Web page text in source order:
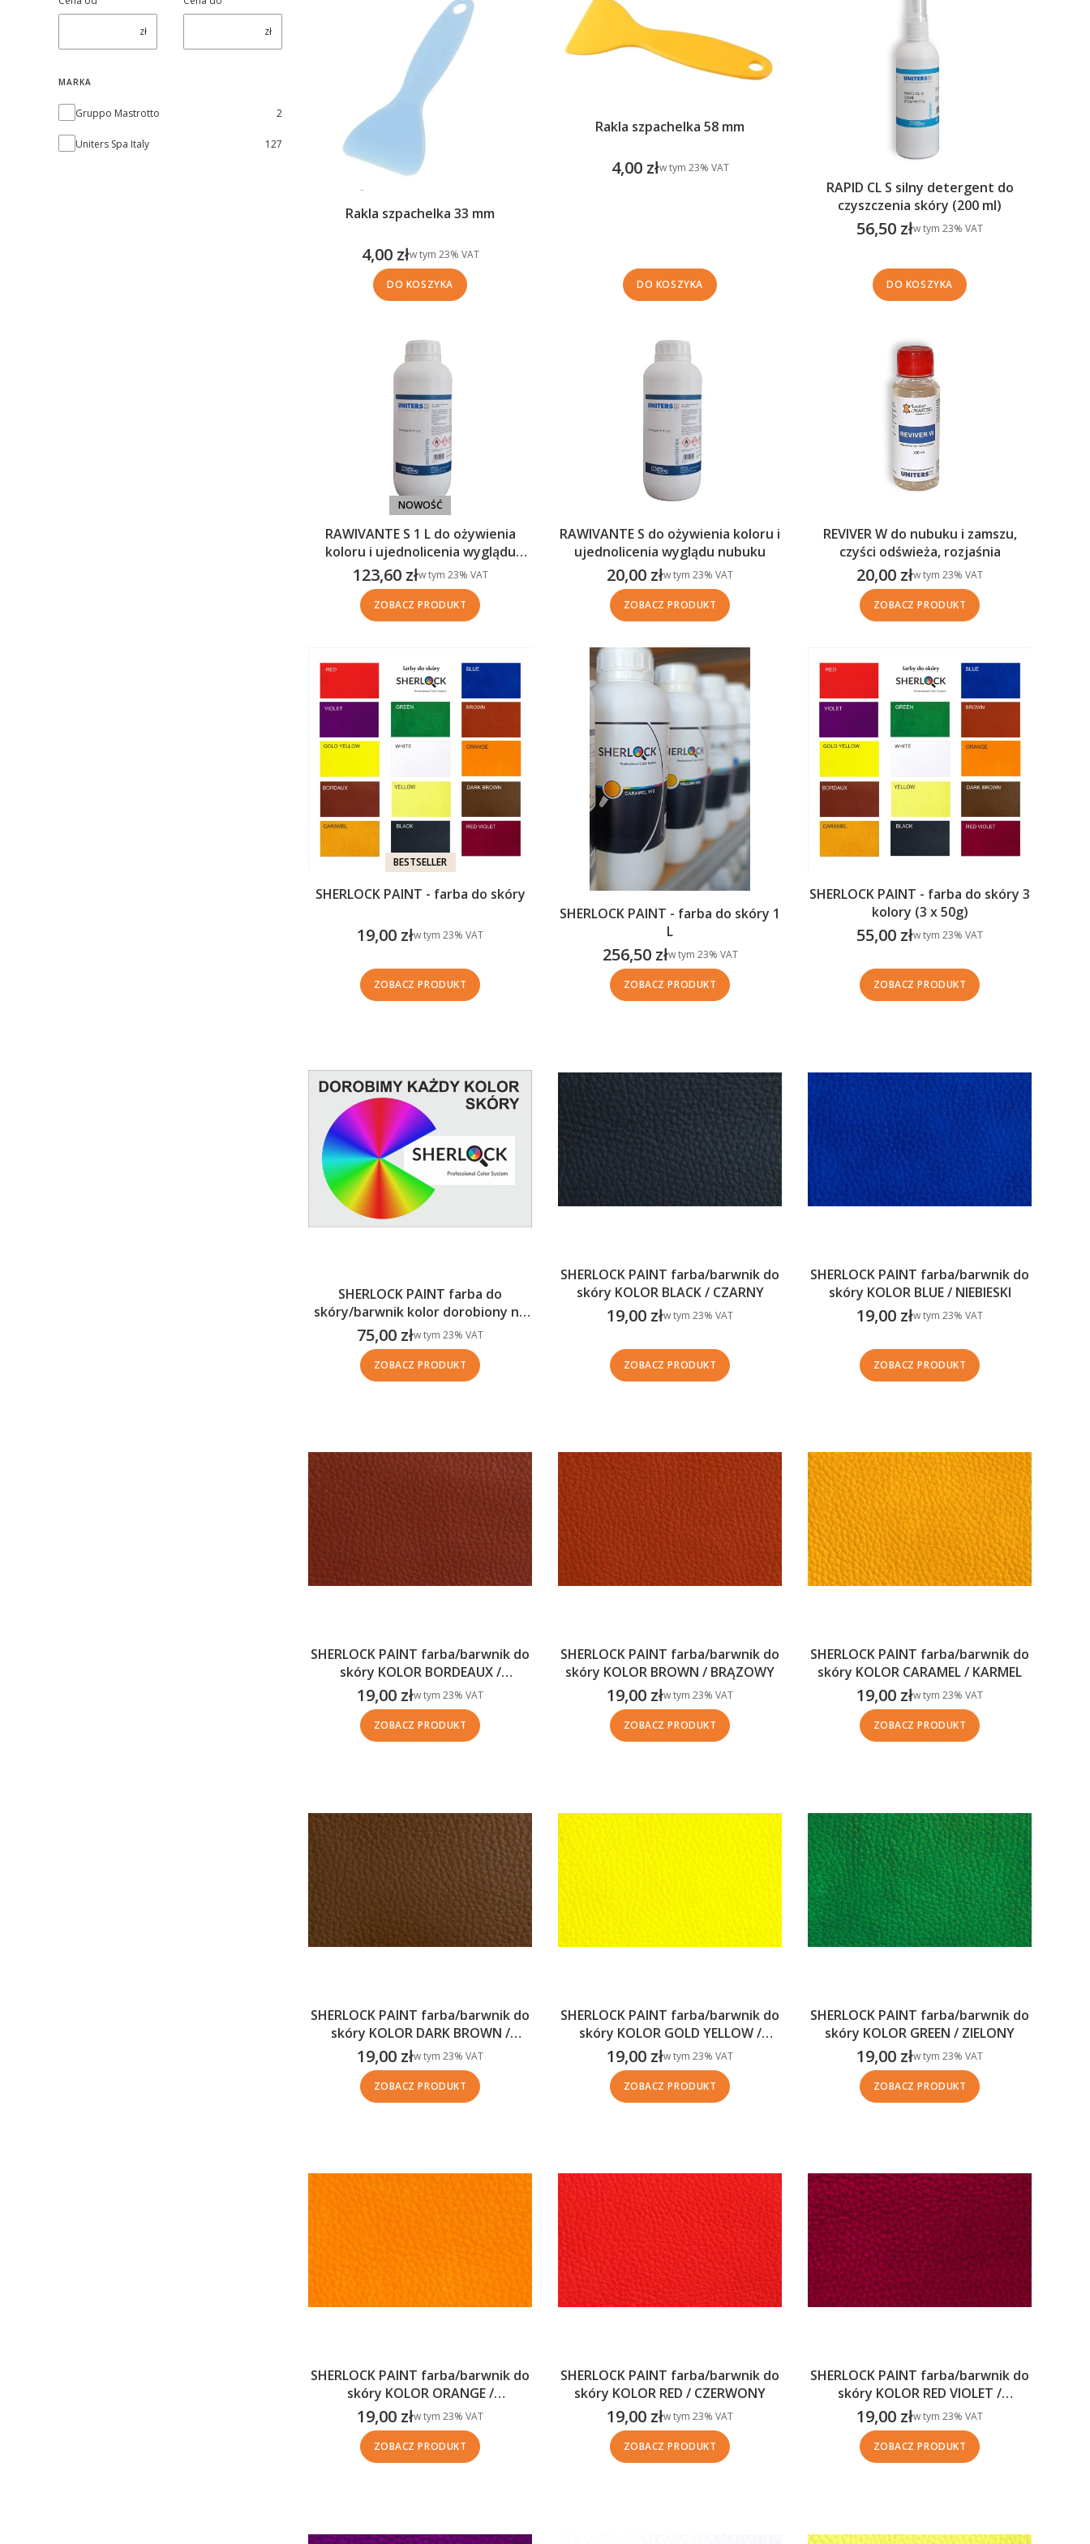
zł zł
MARKA
MarkaGruppo Mastrotto 2
Uniters Spa Italy 127
Rakla szpachelka 33 mm
Cena brutto
4,00 złw tym %s VAT
w tym 23% VAT
DO KOSZYKA
Rakla szpachelka 58 mm
Cena brutto
4,00 złw tym %s VAT
w tym 23% VAT
DO KOSZYKA
RAPID CL S silny detergent do
czyszczenia skóry (200 ml)
Cena brutto
56,50 złw tym %s VAT
w tym 23% VAT
DO KOSZYKA
NOWOŚĆ
RAWIVANTE S 1 L do ożywienia
koloru i ujednolicenia wyglądu
nubuku
Cena brutto
123,60 złw tym %s VAT
w tym 23% VAT
ZOBACZ PRODUKT
RAWIVANTE S do ożywienia koloru i
ujednolicenia wyglądu nubuku
Cena brutto
20,00 złw tym %s VAT
w tym 23% VAT
ZOBACZ PRODUKT
REVIVER W do nubuku i zamszu,
czyści odświeża, rozjaśnia
Cena brutto
20,00 złw tym %s VAT
w tym 23% VAT
ZOBACZ PRODUKT
BESTSELLER
SHERLOCK PAINT - farba do skóry
Cena brutto
19,00 złw tym %s VAT
w tym 23% VAT
ZOBACZ PRODUKT
SHERLOCK PAINT - farba do skóry 1
L
Cena brutto
256,50 złw tym %s VAT
w tym 23% VAT
ZOBACZ PRODUKT
SHERLOCK PAINT - farba do skóry 3
kolory (3 x 50g)
Cena brutto
55,00 złw tym %s VAT
w tym 23% VAT
ZOBACZ PRODUKT
SHERLOCK PAINT farba do
skóry/barwnik kolor dorobiony na
zamówienie
Cena brutto
75,00 złw tym %s VAT
w tym 23% VAT
ZOBACZ PRODUKT
SHERLOCK PAINT farba/barwnik do
skóry KOLOR BLACK / CZARNY
Cena brutto
19,00 złw tym %s VAT
w tym 23% VAT
ZOBACZ PRODUKT
SHERLOCK PAINT farba/barwnik do
skóry KOLOR BLUE / NIEBIESKI
Cena brutto
19,00 złw tym %s VAT
w tym 23% VAT
ZOBACZ PRODUKT
SHERLOCK PAINT farba/barwnik do
skóry KOLOR BORDEAUX /
BORDOWY
Cena brutto
19,00 złw tym %s VAT
w tym 23% VAT
ZOBACZ PRODUKT
SHERLOCK PAINT farba/barwnik do
skóry KOLOR BROWN / BRĄZOWY
Cena brutto
19,00 złw tym %s VAT
w tym 23% VAT
ZOBACZ PRODUKT
SHERLOCK PAINT farba/barwnik do
skóry KOLOR CARAMEL / KARMEL
Cena brutto
19,00 złw tym %s VAT
w tym 23% VAT
ZOBACZ PRODUKT
SHERLOCK PAINT farba/barwnik do
skóry KOLOR DARK BROWN /
CIEMNY BRĄZ
Cena brutto
19,00 złw tym %s VAT
w tym 23% VAT
ZOBACZ PRODUKT
SHERLOCK PAINT farba/barwnik do
skóry KOLOR GOLD YELLOW /
ŻÓŁTY
Cena brutto
19,00 złw tym %s VAT
w tym 23% VAT
ZOBACZ PRODUKT
SHERLOCK PAINT farba/barwnik do
skóry KOLOR GREEN / ZIELONY
Cena brutto
19,00 złw tym %s VAT
w tym 23% VAT
ZOBACZ PRODUKT
SHERLOCK PAINT farba/barwnik do
skóry KOLOR ORANGE /
POMARAŃCZOWY
Cena brutto
19,00 złw tym %s VAT
w tym 23% VAT
ZOBACZ PRODUKT
SHERLOCK PAINT farba/barwnik do
skóry KOLOR RED / CZERWONY
Cena brutto
19,00 złw tym %s VAT
w tym 23% VAT
ZOBACZ PRODUKT
SHERLOCK PAINT farba/barwnik do
skóry KOLOR RED VIOLET /
CZERWONY FIOLET
Cena brutto
19,00 złw tym %s VAT
w tym 23% VAT
ZOBACZ PRODUKT